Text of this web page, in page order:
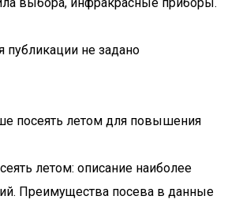
посеять летом для повышения
летом: описание наиболее
Преимущества посева в данные